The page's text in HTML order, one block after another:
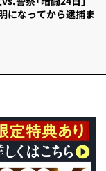
になってから逮捕ま